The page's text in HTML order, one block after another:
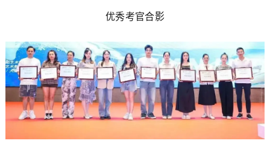
优秀考官合影